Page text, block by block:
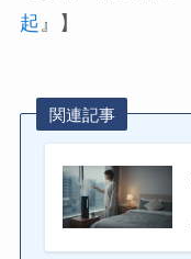
起 』】
関連記事